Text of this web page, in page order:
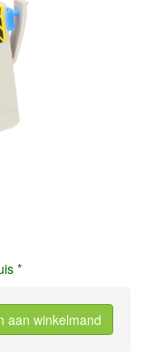
*
aan winkelmand